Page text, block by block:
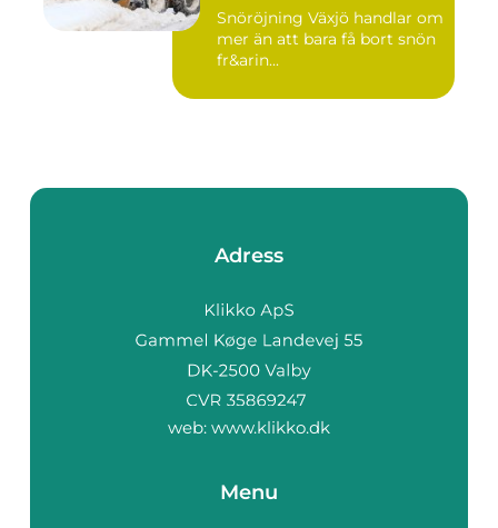
Snöröjning Växjö handlar om
mer än att bara få bort snön
fr&arin...
Adress
web: www.klikko.dk
Menu